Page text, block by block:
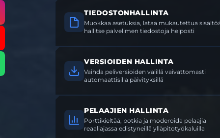
TIEDOSTONHALLINTA
Muokkaa asetuksia, lataa mukautettua
hallitse palvelimen tiedostoja helposti
VERSIOIDEN HALLINTA
Vaihda peliversioiden välillä vaivattomasti
automaattisilla päivityksillä
PELAAJIEN HALLINTA
Porttikieltää, potkia ja moderoida pelaajia
reaaliajassa edistyneillä ylläpitotyökaluilla